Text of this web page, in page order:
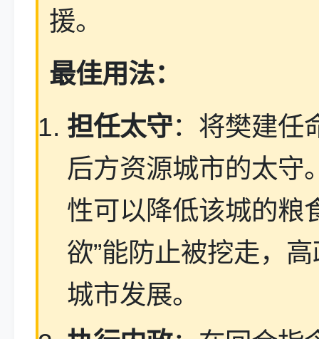
援。
最佳用法：
担任太守：将樊建任
后方资源城市的太守
性可以降低该城的粮
欲”能防止被挖走，
城市发展。